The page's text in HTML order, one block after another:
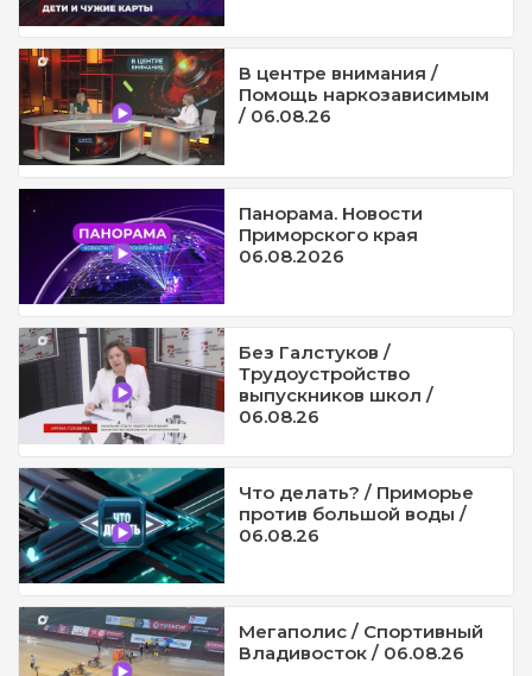
В центре внимания /
Помощь наркозависимым
/ 06.08.26
Панорама. Новости
Приморского края
06.08.2026
Без Галстуков /
Трудоустройство
выпускников школ /
06.08.26
Что делать? / Приморье
против большой воды /
06.08.26
Мегаполис / Спортивный
Владивосток / 06.08.26